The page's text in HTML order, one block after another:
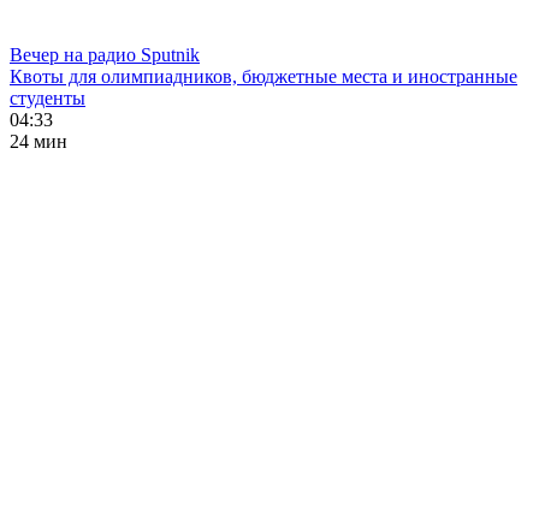
Вечер на радио Sputnik
Квоты для олимпиадников, бюджетные места и иностранные
студенты
04:33
24 мин